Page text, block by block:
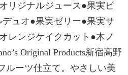
リジナルジュース●果実ピ
ュオ●果実ゼリー●果実サ
レンジケイクカット●木ノ
Original Products新宿高野
ルーツ仕立て。やさしい美